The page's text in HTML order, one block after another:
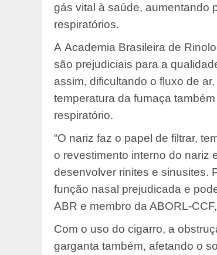
gás vital à saúde, aumentando
respiratórios.
A Academia Brasileira de
são prejudiciais para a
assim, dificultando o fluxo de
temperatura da fumaça
respiratório.
“O nariz faz o papel de filtrar,
o revestimento interno do nariz
desenvolver rinites e sinusites.
função nasal prejudicada e
ABR e membro da ABORL-
Com o uso do cigarro, a
garganta também, afetando o